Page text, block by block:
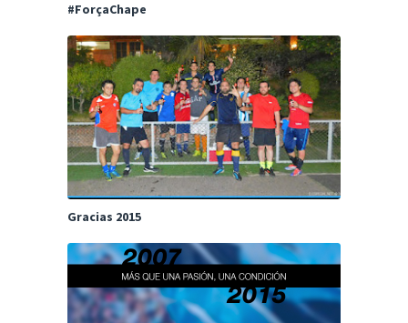
#ForçaChape
Gracias 2015